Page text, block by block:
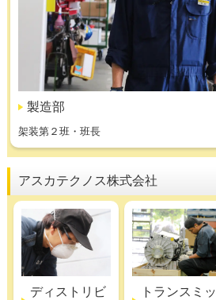
製造部
架装第２班・班長
アスカテクノス株式会社
ディストリビ
トランスミッ